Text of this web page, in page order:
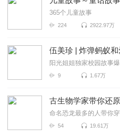
365个儿童故事
224 2922.97万
伍美珍 | 炸弹蚂蚁
阳光姐姐独家校园故事
9 1.67万
古生物学家带你还
命名恐龙最多的人带你
54 19.61万